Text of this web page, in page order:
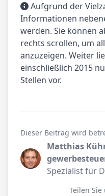
Aufgrund der
Informationen
werden. Sie können
rechts scrollen, um
anzuzeigen. Weiter
einschließlich 2015
Stellen vor.
Dieser Beitrag wird
Matthias
Spezialist für
Teilen